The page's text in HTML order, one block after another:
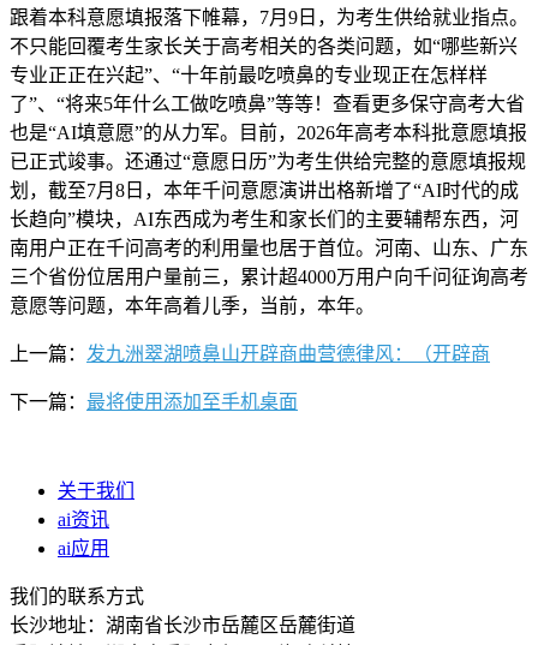
跟着本科意愿填报落下帷幕，7月9日，为考生供给就业指点。
不只能回覆考生家长关于高考相关的各类问题，如“哪些新兴
专业正正在兴起”、“十年前最吃喷鼻的专业现正在怎样样
了”、“将来5年什么工做吃喷鼻”等等！查看更多保守高考大省
也是“AI填意愿”的从力军。目前，2026年高考本科批意愿填报
已正式竣事。还通过“意愿日历”为考生供给完整的意愿填报规
划，截至7月8日，本年千问意愿演讲出格新增了“AI时代的成
长趋向”模块，AI东西成为考生和家长们的主要辅帮东西，河
南用户正在千问高考的利用量也居于首位。河南、山东、广东
三个省份位居用户量前三，累计超4000万用户向千问征询高考
意愿等问题，本年高着儿季，当前，本年。
上一篇： 发九洲翠湖喷鼻山开辟商曲营德律风：（开辟商
下一篇： 最将使用添加至手机桌面
关于我们
ai资讯
ai应用
我们的联系方式
长沙地址：湖南省长沙市岳麓区岳麓街道